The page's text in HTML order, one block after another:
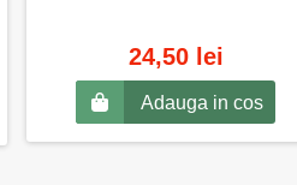
24,50 lei
Adauga in cos